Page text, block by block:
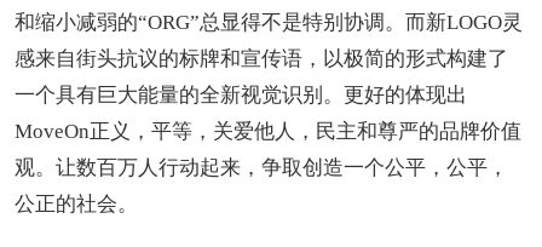
和缩小减弱的“ORG”总显得不是特别协调。而新LOGO灵
感来自街头抗议的标牌和宣传语，以极简的形式构建了
一个具有巨大能量的全新视觉识别。更好的体现出
MoveOn正义，平等，关爱他人，民主和尊严的品牌价值
观。让数百万人行动起来，争取创造一个公平，公平，
公正的社会。